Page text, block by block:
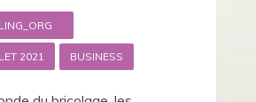
2021 BUSINESS